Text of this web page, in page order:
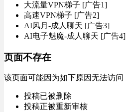
大流量VPN梯子 [广告1]
高速VPN梯子 [广告2]
AI风月-成人聊天 [广告3]
AI电子魅魔-成人聊天 [广告4]
页面不存在
该页面可能因为如下原因无法访问
投稿已被删除
投稿正被重新审核